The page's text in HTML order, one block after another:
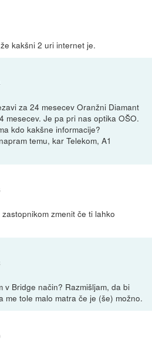
kakšni 2 uri internet je.
za 24 mesecev Oranžni Diamant
mesecev. Je pa pri nas optika OŠO.
kdo kakšne informacije?
temu, kar Telekom, A1
zmenit če ti lahko
v Bridge način? Razmišljam, da bi
me tole malo matra če je (še) možno.